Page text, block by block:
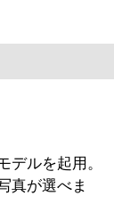
デルを起用。
真が選べま